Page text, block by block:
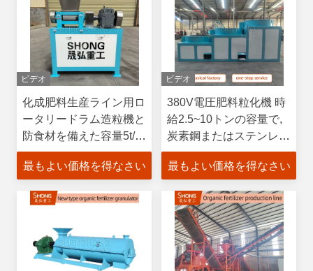
ビデオ
化成肥料生産ライン用ロ
ータリードラム造粒機と
防食材を備えた容量5t/h
のNPK肥料造粒機
最もよい価格を得なさい
ビデオ
380V電圧肥料粒化機 時
給2.5~10トンの容量で,
炭素鋼またはステンレス
鋼の材料
最もよい価格を得なさい